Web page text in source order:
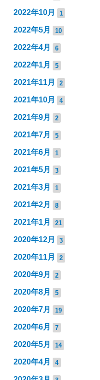
2022年10月 1
2022年5月 10
2022年4月 6
2022年1月 5
2021年11月 2
2021年10月 4
2021年9月 2
2021年7月 5
2021年6月 1
2021年5月 3
2021年3月 1
2021年2月 8
2021年1月 21
2020年12月 3
2020年11月 2
2020年9月 2
2020年8月 5
2020年7月 19
2020年6月 7
2020年5月 14
2020年4月 4